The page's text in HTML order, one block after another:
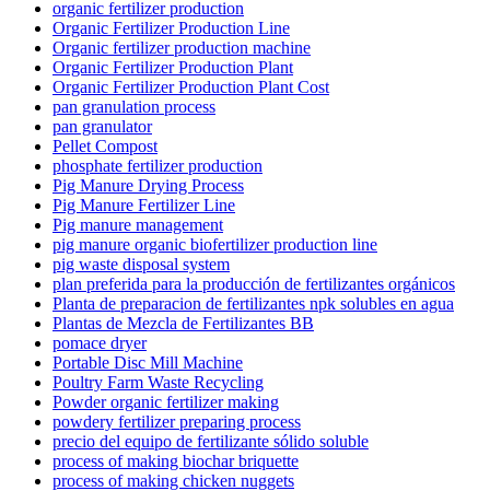
organic fertilizer production
Organic Fertilizer Production Line
Organic fertilizer production machine
Organic Fertilizer Production Plant
Organic Fertilizer Production Plant Cost
pan granulation process
pan granulator
Pellet Compost
phosphate fertilizer production
Pig Manure Drying Process
Pig Manure Fertilizer Line
Pig manure management
pig manure organic biofertilizer production line
pig waste disposal system
plan preferida para la producción de fertilizantes orgánicos
Planta de preparacion de fertilizantes npk solubles en agua
Plantas de Mezcla de Fertilizantes BB
pomace dryer
Portable Disc Mill Machine
Poultry Farm Waste Recycling
Powder organic fertilizer making
powdery fertilizer preparing process
precio del equipo de fertilizante sólido soluble
process of making biochar briquette
process of making chicken nuggets